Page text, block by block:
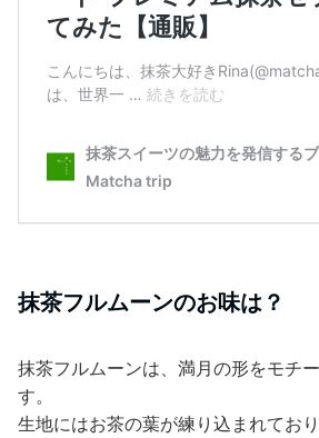
抹茶フルムーンのお味は？
抹茶フルムーンは、満月の形をモチ
す。
生地にはお茶の葉が練り込まれてお